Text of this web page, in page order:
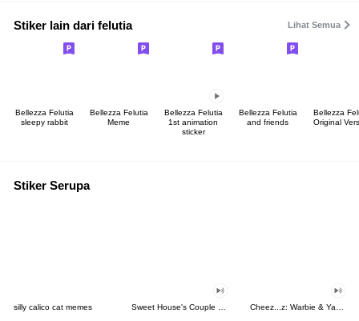
Stiker lain dari felutia Lihat Semua
Bellezza Felutia
sleepy rabbit
Bellezza Felutia
Meme
Bellezza Felutia
1st animation
sticker
Bellezza Felutia
and friends
Bellezza
Original
Stiker Serupa
silly calico cat memes Sweet House's Couple in Love Cheez...z: Warbie & Yama 3